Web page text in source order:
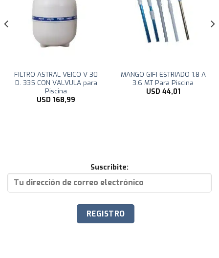
FILTRO ASTRAL VEICO V 30
D. 335 CON VALVULA para
Piscina
USD 168,99
MANGO GIFI ESTRIADO 1.8 A
3.6 MT Para Piscina
USD 44,01
Suscribite: